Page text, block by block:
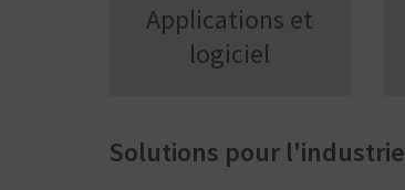
Applications et
logiciel
Solutions pour l'industrie